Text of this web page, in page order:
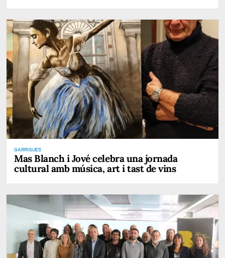
GARRIGUES
Mas Blanch i Jové celebra una jornada
cultural amb música, art i tast de vins